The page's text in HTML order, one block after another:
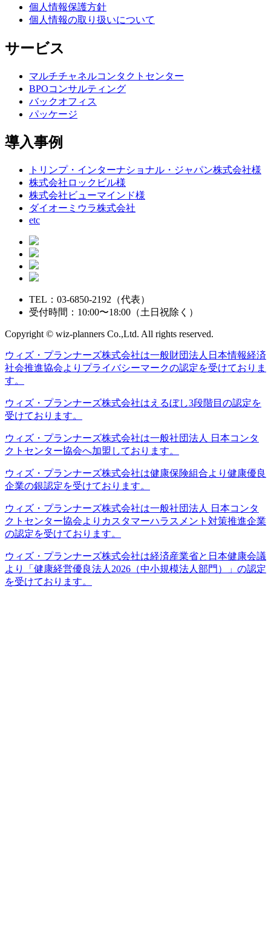
個人情報保護方針
個人情報の取り扱いについて
サービス
マルチチャネルコンタクトセンター
BPOコンサルティング
バックオフィス
パッケージ
導入事例
トリンプ・インターナショナル・ジャパン株式会社様
株式会社ロックビル様
株式会社ビューマインド様
ダイオーミウラ株式会社
etc
TEL：03-6850-2192（代表）
受付時間：10:00〜18:00（土日祝除く）
Copyright © wiz-planners Co.,Ltd. All rights reserved.
ウィズ・プランナーズ株式会社は一般財団法人日本情報経済
社会推進協会よりプライバシーマークの認定を受けておりま
す。
ウィズ・プランナーズ株式会社はえるぼし3段階目の認定を
受けております。
ウィズ・プランナーズ株式会社は一般社団法人 日本コンタ
クトセンター協会へ加盟しております。
ウィズ・プランナーズ株式会社は健康保険組合より健康優良
企業の銀認定を受けております。
ウィズ・プランナーズ株式会社は一般社団法人 日本コンタ
クトセンター協会よりカスタマーハラスメント対策推進企業
の認定を受けております。
ウィズ・プランナーズ株式会社は経済産業省と日本健康会議
より「健康経営優良法人2026（中小規模法人部門）」の認定
を受けております。